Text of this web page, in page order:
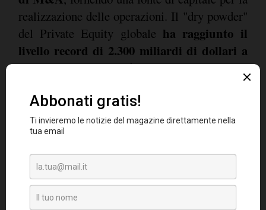
realizzazione delle operazioni. Il "dry powder"
del Private Equity globale ha raggiunto il
livello record di 2.300 miliardi di dollari a
giugno 2022,il triplo del quantitativo esistente
all'inizio della crisi finanziaria globale, una
crescita che spiega il motivo per cui la quota di
Private Equity nell'attività M&A sia
aumentata da circa un terzo del valore totale
delle operazioni di cinque anni fa a quasi la
metà del valore totale odierno.